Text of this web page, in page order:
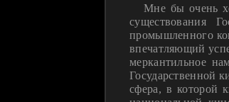
Мне бы очень
существования
промышленного
впечатляющий
меркантильное
Государственной
сфера, в которой